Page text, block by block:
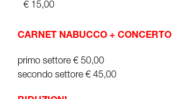
€ 15,00
CARNET NABUCCO + CONCERTO
primo settore € 50,00
secondo settore € 45,00